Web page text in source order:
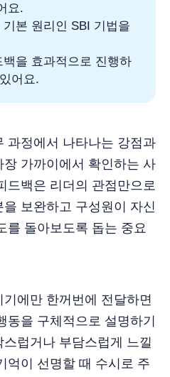
요.
본 원리인 SBI 기법을
을 효과적으로 진행하
어요.
과정에서 나타나는 강점과
가까이에서 확인하는 사
드백은 리더의 관점만으로
보완하고 구성원이 자신
를 돌아보도록 돕는 중요
에만 한꺼번에 전달하면
을 구체적으로 설명하기
럽거나 부담스럽게 느낄
억이 선명할 때 수시로 주